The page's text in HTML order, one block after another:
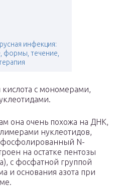
инфекция:
формы, течение,
с мономерами,
она очень похожа на ДНК,
нуклеотидов,
N-
на остатке пентозы
с фосфатной группой
и основания азота при